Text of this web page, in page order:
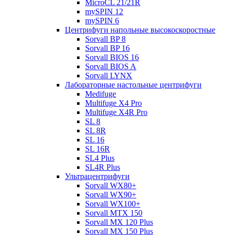
MicroCL 21/21R
mySPIN 12
mySPIN 6
Центрифуги напольные высокоскоростные
Sorvall BP 8
Sorvall BP 16
Sorvall BIOS 16
Sorvall BIOS A
Sorvall LYNX
Лабораторные настольные центрифуги
Medifuge
Multifuge X4 Pro
Multifuge X4R Pro
SL 8
SL 8R
SL 16
SL 16R
SL4 Plus
SL4R Plus
Ультрацентрифуги
Sorvall WX80+
Sorvall WX90+
Sorvall WX100+
Sorvall МТХ 150
Sorvall МХ 120 Plus
Sorvall МХ 150 Plus